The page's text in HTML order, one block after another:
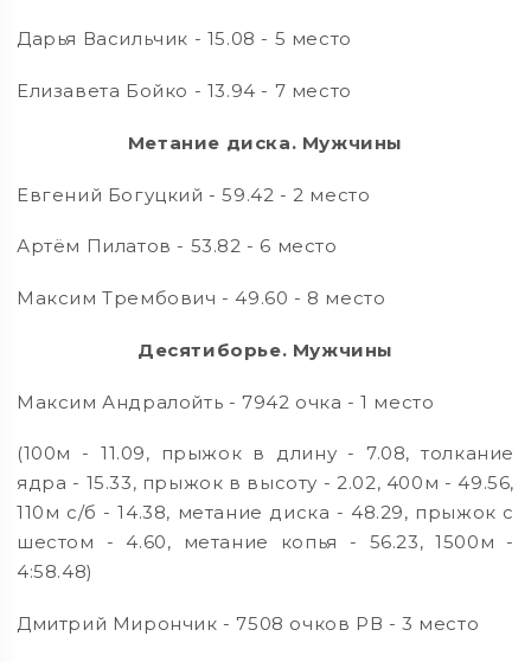
Дарья Васильчик - 15.08 - 5 место
Елизавета Бойко - 13.94 - 7 место
Метание диска. Мужчины
Евгений Богуцкий - 59.42 - 2 место
Артём Пилатов - 53.82 - 6 место
Максим Трембович - 49.60 - 8 место
Десятиборье. Мужчины
Максим Андралойть - 7942 очка - 1 место
(100м - 11.09, прыжок в длину - 7.08, толкание
ядра - 15.33, прыжок в высоту - 2.02, 400м - 49.56,
110м с/б - 14.38, метание диска - 48.29, прыжок с
шестом - 4.60, метание копья - 56.23, 1500м -
4:58.48)
Дмитрий Мирончик - 7508 очков РВ - 3 место